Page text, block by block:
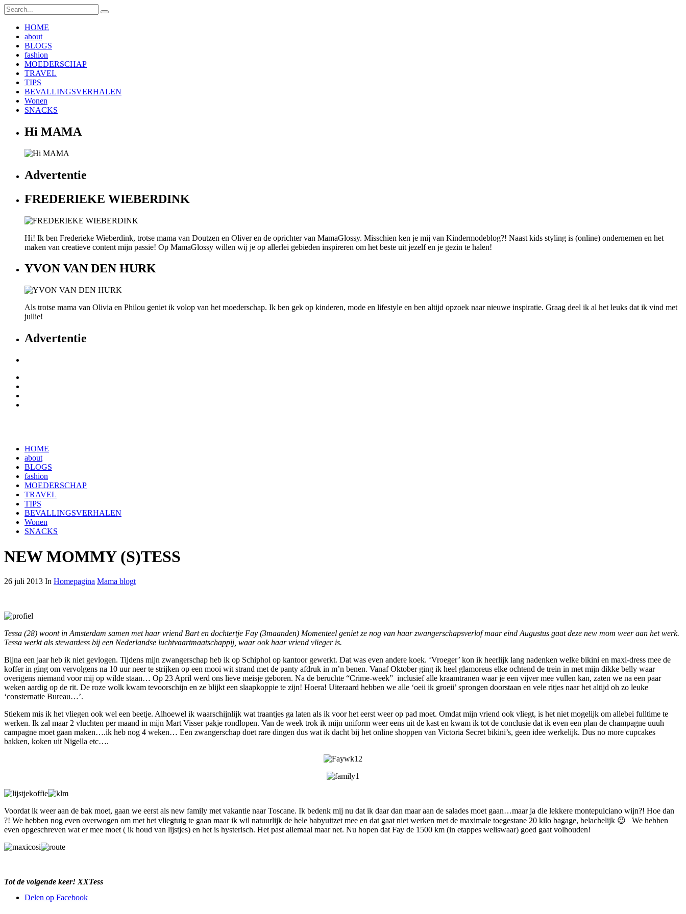
HOME
about
BLOGS
fashion
MOEDERSCHAP
TRAVEL
TIPS
BEVALLINGSVERHALEN
Wonen
SNACKS
Hi MAMA
Advertentie
FREDERIEKE WIEBERDINK
Hi! Ik ben Frederieke Wieberdink, trotse mama van Doutzen en Oliver en de oprichter van MamaGlossy. Misschien ken je mij van Kindermodeblog?! Naast kids styling is (online) ondernemen en het
maken van creatieve content mijn passie! Op MamaGlossy willen wij je op allerlei gebieden inspireren om het beste uit jezelf en je gezin te halen!
YVON VAN DEN HURK
Als trotse mama van Olivia en Philou geniet ik volop van het moederschap. Ik ben gek op kinderen, mode en lifestyle en ben altijd opzoek naar nieuwe inspiratie. Graag deel ik al het leuks dat ik vind met
jullie!
Advertentie
HOME
about
BLOGS
fashion
MOEDERSCHAP
TRAVEL
TIPS
BEVALLINGSVERHALEN
Wonen
SNACKS
NEW MOMMY (S)TESS
26 juli 2013 In Homepagina Mama blogt
Tessa (28) woont in Amsterdam samen met haar vriend Bart en dochtertje Fay (3maanden) Momenteel geniet ze nog van haar zwangerschapsverlof maar eind Augustus gaat deze new mom weer aan het werk.
Tessa werkt als stewardess bij een Nederlandse luchtvaartmaatschappij, waar ook haar vriend vlieger is.
Bijna een jaar heb ik niet gevlogen. Tijdens mijn zwangerschap heb ik op Schiphol op kantoor gewerkt. Dat was even andere koek. ‘Vroeger’ kon ik heerlijk lang nadenken welke bikini en maxi-dress mee de
koffer in ging om vervolgens na 10 uur neer te strijken op een mooi wit strand met de panty afdruk in m’n benen. Vanaf Oktober ging ik heel glamoreus elke ochtend de trein in met mijn dikke belly waar
overigens niemand voor mij op wilde staan… Op 23 April werd ons lieve meisje geboren. Na de beruchte “Crime-week” inclusief alle kraamtranen waar je een vijver mee vullen kan, zaten we na een paar
weken aardig op de rit. De roze wolk kwam tevoorschijn en ze blijkt een slaapkoppie te zijn! Hoera! Uiteraard hebben we alle ‘oeii ik groeii’ sprongen doorstaan en vele ritjes naar het altijd oh zo leuke
‘consternatie Bureau…’.
Stiekem mis ik het vliegen ook wel een beetje. Alhoewel ik waarschijnlijk wat traantjes ga laten als ik voor het eerst weer op pad moet. Omdat mijn vriend ook vliegt, is het niet mogelijk om allebei fulltime te
werken. Ik zal maar 2 vluchten per maand in mijn Mart Visser pakje rondlopen. Van de week trok ik mijn uniform weer eens uit de kast en kwam ik tot de conclusie dat ik even een plan de champagne uuuh
campagne moet gaan maken….ik heb nog 4 weken… Een zwangerschap doet rare dingen dus wat ik dacht bij het online shoppen van Victoria Secret bikini’s, geen idee werkelijk. Dus no more cupcakes
bakken, koken uit Nigella etc….
Voordat ik weer aan de bak moet, gaan we eerst als new family met vakantie naar Toscane. Ik bedenk mij nu dat ik daar dan maar aan de salades moet gaan…maar ja die lekkere montepulciano wijn?! Hoe dan
?! We hebben nog even overwogen om met het vliegtuig te gaan maar ik wil natuurlijk de hele babyuitzet mee en dat gaat niet werken met de maximale toegestane 20 kilo bagage, belachelijk 😉 We hebben
even opgeschreven wat er mee moet ( ik houd van lijstjes) en het is hysterisch. Het past allemaal maar net. Nu hopen dat Fay de 1500 km (in etappes weliswaar) goed gaat volhouden!
Tot de volgende keer! XXTess
Delen op Facebook